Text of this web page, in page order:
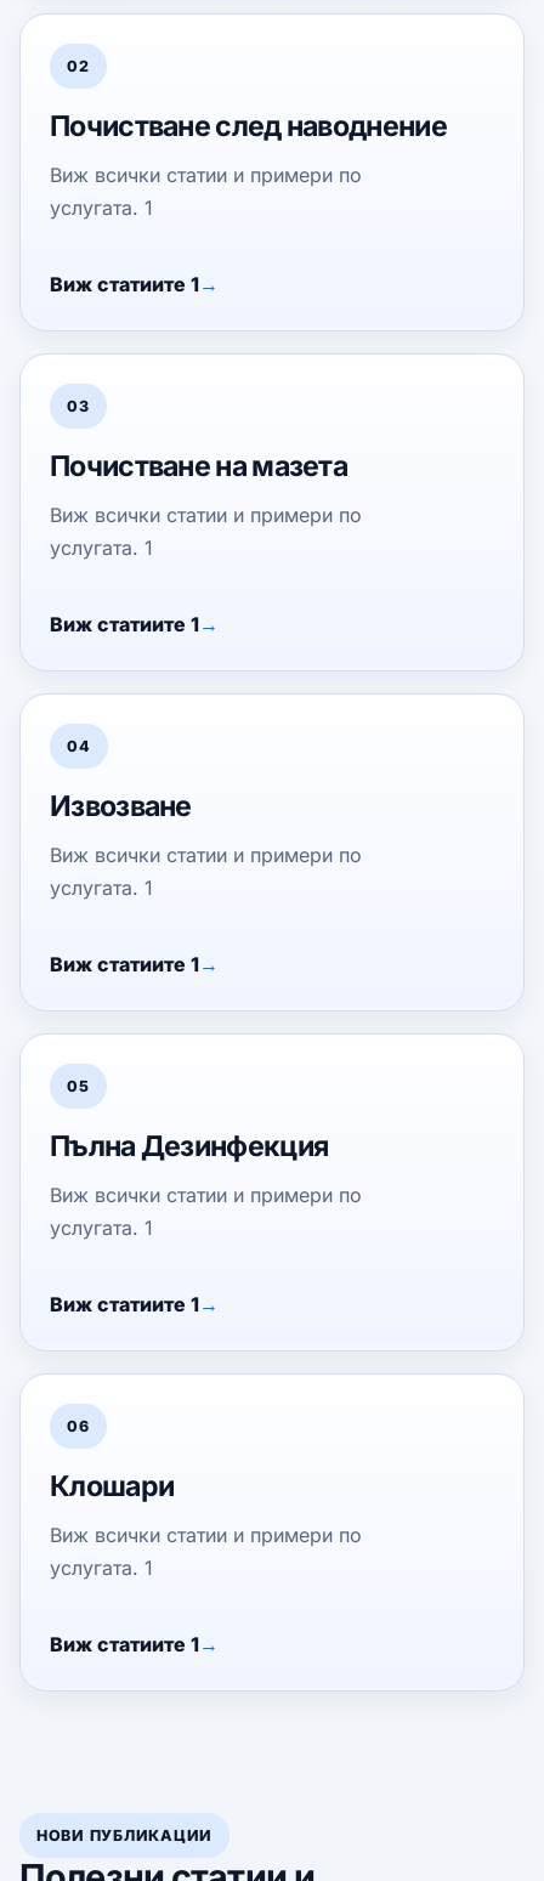
02
Почистване след наводнение
Виж всички статии и примери по
услугата. 1
Виж статиите 1
03
Почистване на мазета
Виж всички статии и примери по
услугата. 1
Виж статиите 1
04
Извозване
Виж всички статии и примери по
услугата. 1
Виж статиите 1
05
Пълна Дезинфекция
Виж всички статии и примери по
услугата. 1
Виж статиите 1
06
Клошари
Виж всички статии и примери по
услугата. 1
Виж статиите 1
НОВИ ПУБЛИКАЦИИ